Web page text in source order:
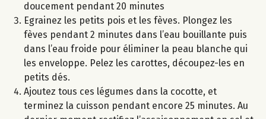
doucement pendant 20 minutes
Egrainez les petits pois et les fèves. Plongez les
fèves pendant 2 minutes dans l’eau bouillante puis
dans l’eau froide pour éliminer la peau blanche qui
les enveloppe. Pelez les carottes, découpez-les en
petits dés.
Ajoutez tous ces légumes dans la cocotte, et
terminez la cuisson pendant encore 25 minutes. Au